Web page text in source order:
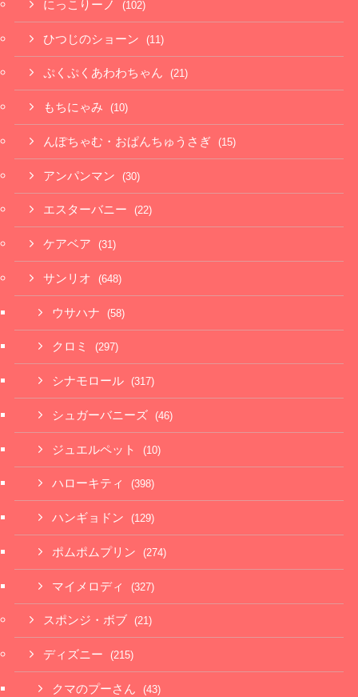
にっこりーノ (102)
ひつじのショーン (11)
ぷくぷくあわわちゃん (21)
もちにゃみ (10)
んぽちゃむ・おぱんちゅうさぎ (15)
アンパンマン (30)
エスターバニー (22)
ケアベア (31)
サンリオ (648)
ウサハナ (58)
クロミ (297)
シナモロール (317)
シュガーバニーズ (46)
ジュエルペット (10)
ハローキティ (398)
ハンギョドン (129)
ポムポムプリン (274)
マイメロディ (327)
スポンジ・ボブ (21)
ディズニー (215)
クマのプーさん (43)